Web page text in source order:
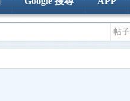
帖子